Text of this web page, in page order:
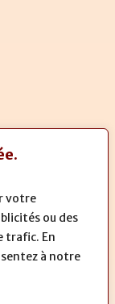
votre
ou des
trafic. En
à notre